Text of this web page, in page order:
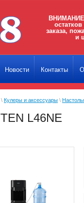
заказа,
и
Новости Контакты
\ Кулеры и аксессуары \
L46NE